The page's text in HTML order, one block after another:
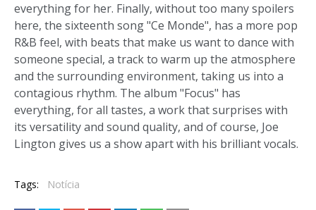
everything for her. Finally, without too many spoilers
here, the sixteenth song "Ce Monde", has a more pop
R&B feel, with beats that make us want to dance with
someone special, a track to warm up the atmosphere
and the surrounding environment, taking us into a
contagious rhythm. The album "Focus" has
everything, for all tastes, a work that surprises with
its versatility and sound quality, and of course, Joe
Lington gives us a show apart with his brilliant vocals.
Tags: Notícia